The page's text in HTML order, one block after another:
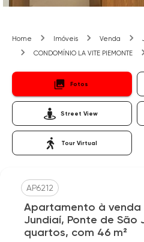
Home Imóveis Venda
CONDOMÍNIO LA VITE PIEMONTE
Fotos
Street View
Tour Virtual
AP6212
Apartamento à venda
Jundiaí, Ponte de São
quartos, com 46 m²